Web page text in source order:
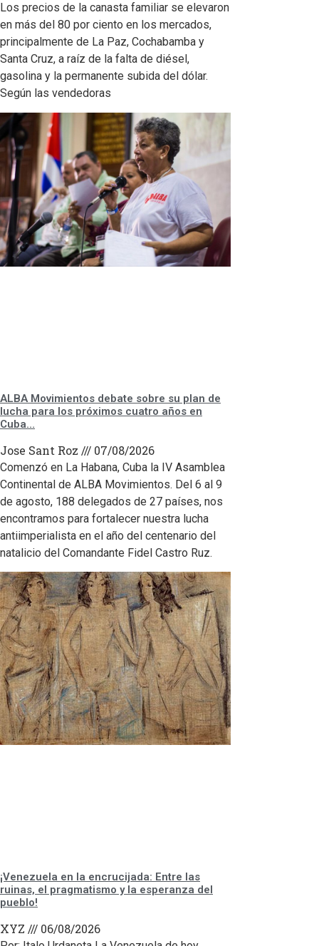
Los precios de la canasta familiar se elevaron
en más del 80 por ciento en los mercados,
principalmente de La Paz, Cochabamba y
Santa Cruz, a raíz de la falta de diésel,
gasolina y la permanente subida del dólar.
Según las vendedoras
ALBA Movimientos debate sobre su plan de
lucha para los próximos cuatro años en
Cuba…
Jose Sant Roz 07/08/2026
Comenzó en La Habana, Cuba la IV Asamblea
Continental de ALBA Movimientos. Del 6 al 9
de agosto, 188 delegados de 27 países, nos
encontramos para fortalecer nuestra lucha
antiimperialista en el año del centenario del
natalicio del Comandante Fidel Castro Ruz.
¡Venezuela en la encrucijada: Entre las
ruinas, el pragmatismo y la esperanza del
pueblo!
XYZ 06/08/2026